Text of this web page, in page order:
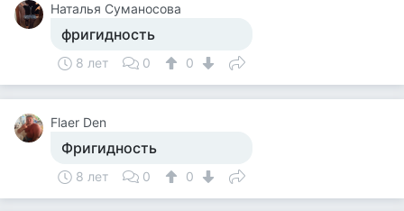
Наталья Суманосова
фригидность
8 лет 0 0
Flaer Den
Фригидность
8 лет 0 0